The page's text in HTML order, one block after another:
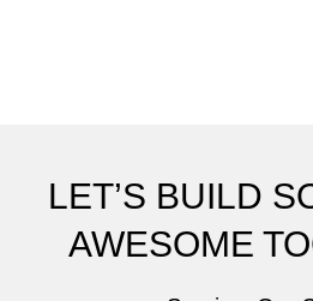
LET’S BUILD
AWESOME